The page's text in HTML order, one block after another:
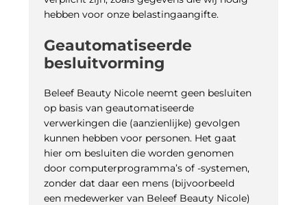
hebben voor onze belastingaangifte.
Geautomatiseerde
besluitvorming
Beleef Beauty Nicole neemt geen besluiten
op basis van geautomatiseerde
verwerkingen die (aanzienlijke) gevolgen
kunnen hebben voor personen. Het gaat
hier om besluiten die worden genomen
door computerprogramma’s of -systemen,
zonder dat daar een mens (bijvoorbeeld
een medewerker van Beleef Beauty Nicole)